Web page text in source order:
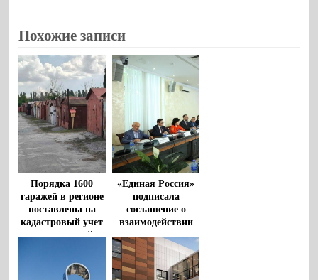
Похожие записи
Порядка 1600
гаражей в регионе
поставлены на
кадастровый учет
по «гаражной
время реализации
закона
«Единая Россия»
подписала
соглашение о
взаимодействии
между
Общественной
палатой РФ и
политическими